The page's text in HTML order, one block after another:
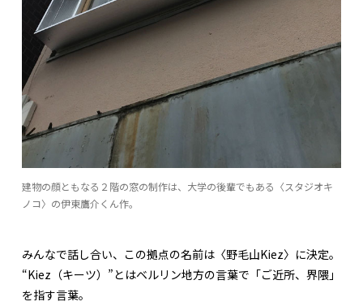
建物の顔ともなる２階の窓の制作は、大学の後輩でもある〈スタジオキ
ノコ〉の伊東鷹介くん作。
みんなで話し合い、この拠点の名前は〈野毛山Kiez〉に決定。
“Kiez（キーツ）”とはベルリン地方の言葉で「ご近所、界隈」
を指す言葉。